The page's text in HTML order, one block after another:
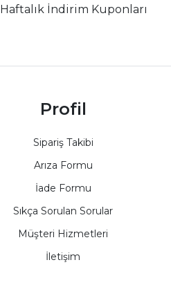
Haftalık İndirim Kuponları
Profil
Sipariş Takibi
Arıza Formu
İade Formu
Sıkça Sorulan Sorular
Müşteri Hizmetleri
İletişim